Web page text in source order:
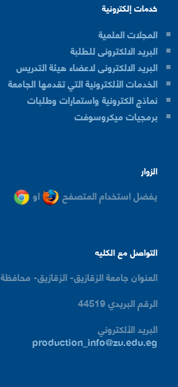
خدمات إلكترونية
المجلات العلمية
البريد الالكترونى للطلبة
البريد الالكترونى لاعضاء هيئة التدريس
الخدمات الألكترونية التي تقدمها الجامعة
نماذج الكترونية واستمارات وطلبات
برمجيات ميكروسوفت
الزوار
يفضل استخدام المتصفح او
التواصل مع الكليه
العنوان جامعة الزقازيق- الزقازيق-
الرقم البريدي44519
البريد الألكتروني
production_info@zu.edu.eg